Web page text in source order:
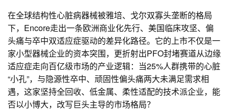
在全球结构性心脏病器械被雅培、戈尔双寡头垄断的格局
下，Encore走出一条欧洲商业化先行、美国临床攻坚、偏
头痛与卒中双适应症驱动的差异化路径。它的上市不仅是一
家小型器械企业的资本突围，更折射出PFO封堵赛道从边缘
适应症走向百亿级市场的产业逻辑：当25%人群携带的心脏
“小孔”，与隐源性卒中、顽固性偏头痛两大未满足需求相
遇，这家坚持全回收、低金属、柔性适配的技术派企业，能
否以小博大，改写巨头主导的市场格局？